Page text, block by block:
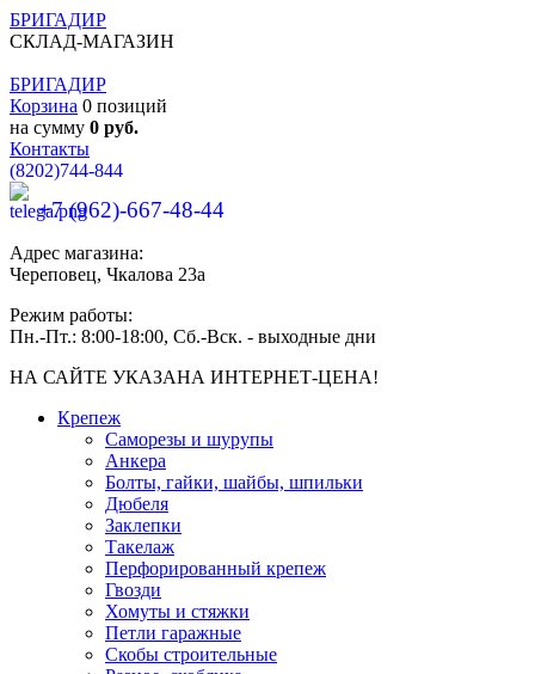
БРИГАДИР
СКЛАД-МАГАЗИН
БРИГАДИР
Корзина 0 позиций
на сумму 0 руб.
Контакты
(8202)744-844
+7 (962)-667-48-44
Адрес магазина:
Череповец, Чкалова 23а
Режим работы:
Пн.-Пт.: 8:00-18:00, Сб.-Вск. - выходные дни
НА САЙТЕ УКАЗАНА ИНТЕРНЕТ-ЦЕНА!
Крепеж
Саморезы и шурупы
Анкера
Болты, гайки, шайбы, шпильки
Дюбеля
Заклепки
Такелаж
Перфорированный крепеж
Гвозди
Хомуты и стяжки
Петли гаражные
Скобы строительные